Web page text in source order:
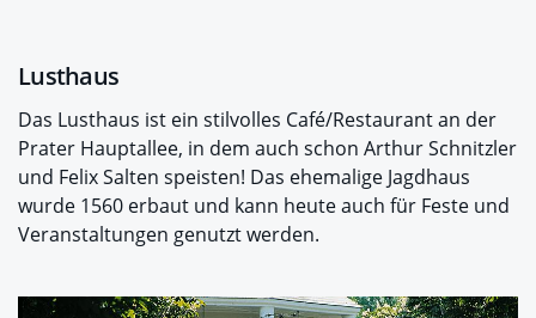
Lusthaus
Das Lusthaus ist ein stilvolles Café/Restaurant an der
Prater Hauptallee, in dem auch schon Arthur Schnitzler
und Felix Salten speisten! Das ehemalige Jagdhaus
wurde 1560 erbaut und kann heute auch für Feste und
Veranstaltungen genutzt werden.